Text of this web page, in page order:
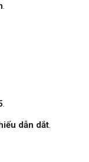
.
.
dẫn dắt.